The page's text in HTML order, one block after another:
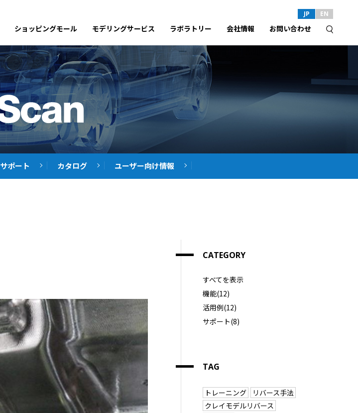
JP EN
ショッピングモール モデリングサービス ラボラトリー 会社情報 お問い合わせ
サポート カタログ ユーザー向け情報
CATEGORY
すべてを表示
機能(12)
活用例(12)
サポート(8)
TAG
トレーニング
リバース手法
クレイモデルリバース